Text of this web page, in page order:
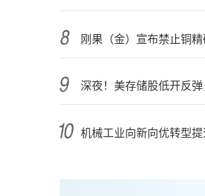
深夜！美存储股低开反
机械工业向新向优转型